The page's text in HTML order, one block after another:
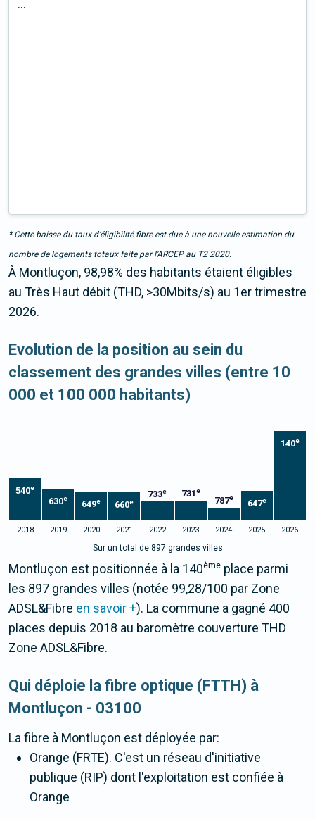
...
* Cette baisse du taux d’éligibilité fibre est due à une nouvelle estimation du
nombre de logements totaux faite par l’ARCEP au T2 2020.
À Montluçon, 98,98% des habitants étaient éligibles
au Très Haut débit (THD, >30Mbits/s) au 1er trimestre
2026.
Evolution de la position au sein du
classement des grandes villes (entre 10
000 et 100 000 habitants)
540e
630e
649e 660e
733e 731 e
787e
647e
140e
2018 2019 2020 2021 2022 2023 2024 2025 2026
Sur un total de 897 grandes villes
Montluçon est positionnée à la 140ème place parmi
les 897 grandes villes (notée 99,28/100 par Zone
ADSL&Fibre en savoir +). La commune a gagné 400
places depuis 2018 au baromètre couverture THD
Zone ADSL&Fibre.
Qui déploie la fibre optique (FTTH) à
Montluçon - 03100
La fibre à Montluçon est déployée par:
Orange (FRTE). C'est un réseau d'initiative
publique (RIP) dont l'exploitation est confiée à
Orange